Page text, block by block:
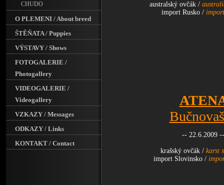
australský ovčák /
import Rusko /
-- 22.6.2009 --
krašský ovčák / karst
import Slovinsko /
CHUDO
O PLEMENI / About breed
ŠTĚŇATA / Puppies
VÝSTAVY / Shows
FOTOGALERIE /
Photogallery
VIDEOGALERIE /
Videogallery
VZKAZY / Messages
ODKAZY / Links
KONTAKT / Contact